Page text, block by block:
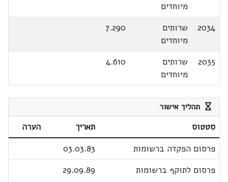
מיוחדים
2034
שרותים
מיוחדים
7.290
2035
שרותים
מיוחדים
4.610
תהליך אישור
סטטוס תאריך
הערה
פרסום הפקדה ברשומות
03.03.83
פרסום לתוקף ברשומות
29.09.89